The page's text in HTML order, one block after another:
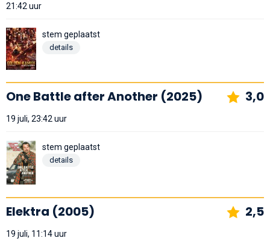
21:42 uur
stem geplaatst
details
One Battle after Another (2025) 3,0
19 juli, 23:42 uur
stem geplaatst
details
Elektra (2005) 2,5
19 juli, 11:14 uur